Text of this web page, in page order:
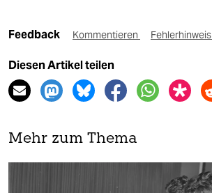
Feedback Kommentieren Fehlerhinweis
Diesen Artikel teilen
Mehr zum Thema